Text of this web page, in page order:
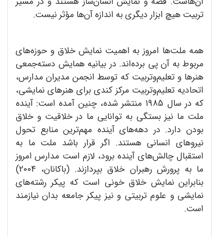
تربیت هیچ ابزار دیگری به اندازه آن‌ها مؤثر نیست.
همه ملت‌ها امروز به اهمیت نمایش خلاق و حوزه‌های
مربوط به آن پی برده‌اند. در بیانیه همایش دسته‌جمعی
هنرها و تعلیم‌وتربیت که توسط انجمن مدیران مدارس،
اتحادیه تعلیم‌وتربیت مرکز کندی برای هنرهای نمایشی،
که در سال 1985 منتشر شده، چنین آمده است: آینده
ملت ما نیز بستگی به توانایی ما در خلاقیت و خلاق
بودن دارد. در دهه‌های آینده مهم‌ترین منابع تحول
نیروهای انسانی هستند. اگر قرار باشد ملت ما به
استقبال چالش‌های ‌آینده برود، لازم است مدارس امروز
ما به پرورش رهبران خلاق بپردازند. (باکانان، 2004)
بنابراین نمایش خلاق خونی است که پیکر رشته‌های
نمایشی و علوم تربیتی و نیز پیکر جامعه بدان نیازمند
است.